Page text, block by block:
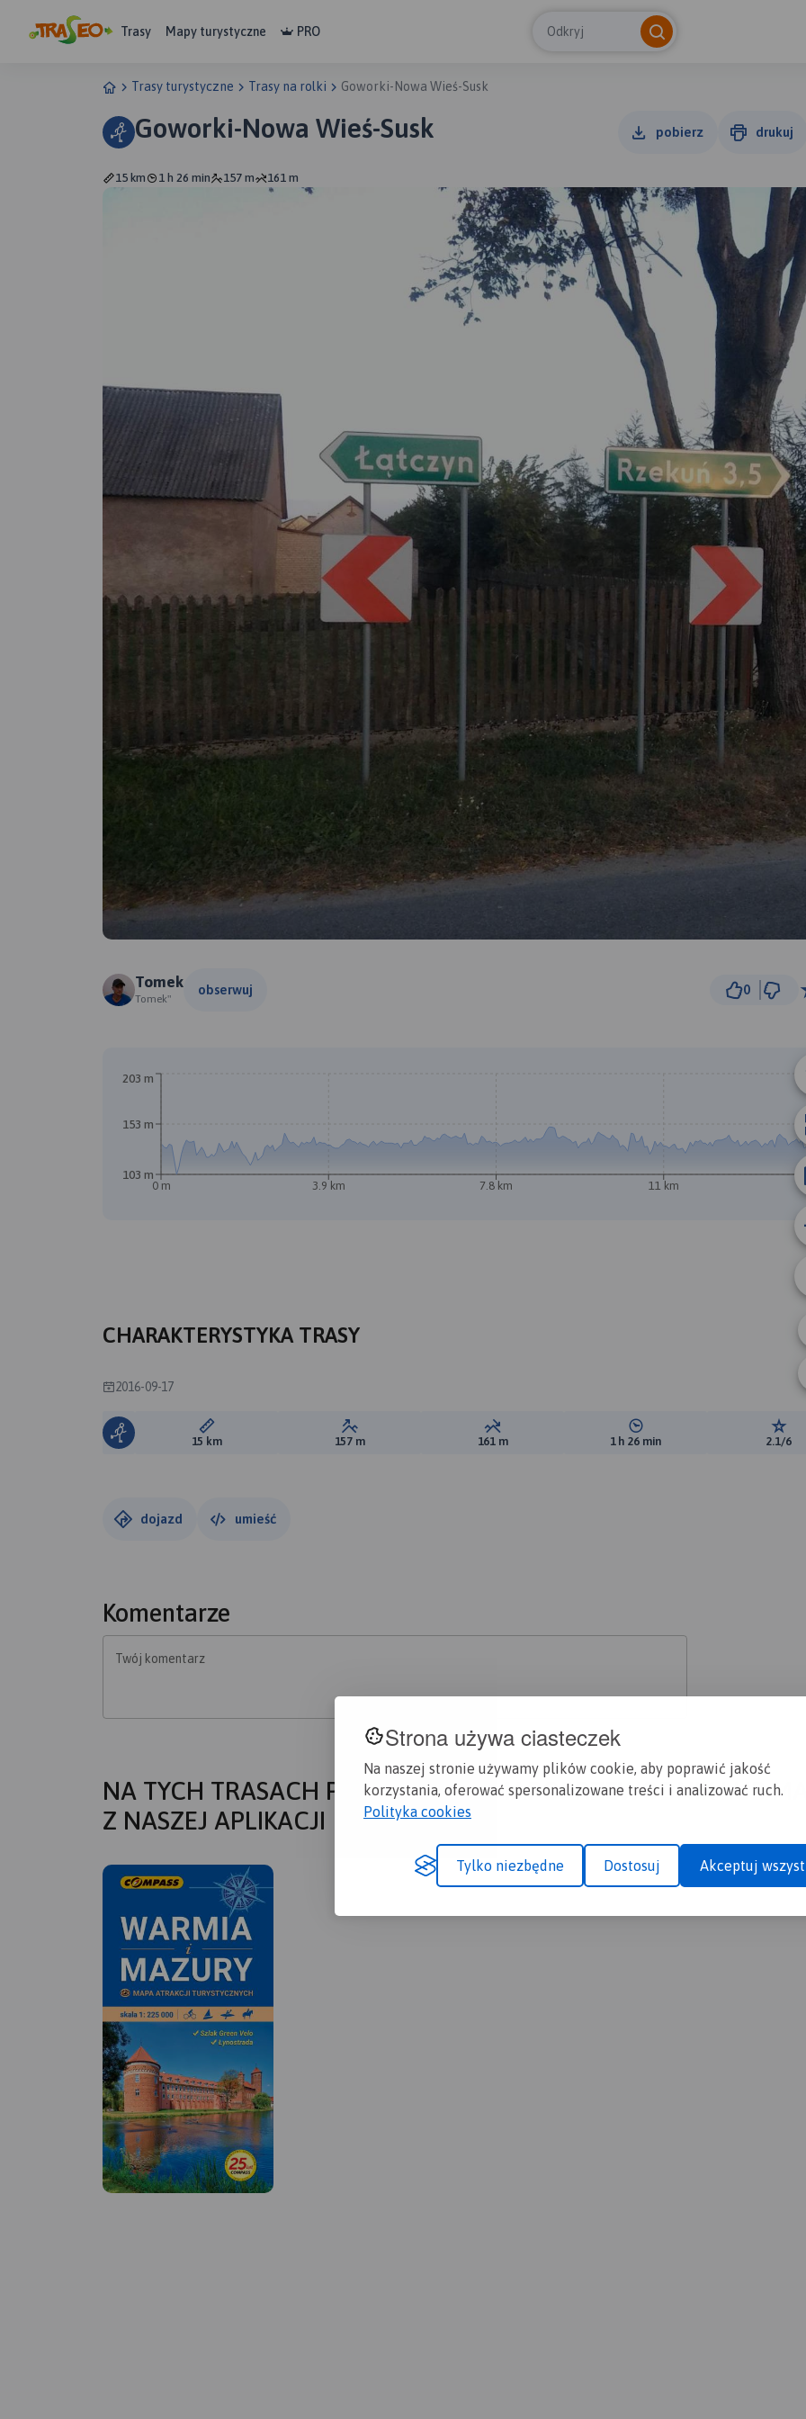
Strona używa ciasteczek
Na naszej stronie używamy plików cookie, aby poprawić jakość
korzystania, oferować spersonalizowane treści i analizować ruch.
Polityka cookies
Tylko niezbędne Dostosuj Akceptuj
Trasy Mapy turystyczne PRO Odkryj
Trasy turystyczne Trasy na rolki Goworki-Nowa Wieś-Susk
Goworki-Nowa Wieś-Susk pobierz drukuj
15 km 1 h 26 min 157 m 161 m
Tomek
Tomek"
obserwuj 0
0 m 3.9 km 7.8 km 11 km
103 m
153 m
203 m
CHARAKTERYSTYKA TRASY
2016-09-17
Długość trasy:
15 km Suma przewyższeń:
157 m Suma spadków:
161 m Średni czas potrzebny na
1 h 26 min 2.1/6
dojazd umieść
Komentarze
Twój komentarz
NA TYCH TRASACH PRZYDA CI SIĘ MAPOPRZEWODNIK LUB
Z NASZEJ APLIKACJI